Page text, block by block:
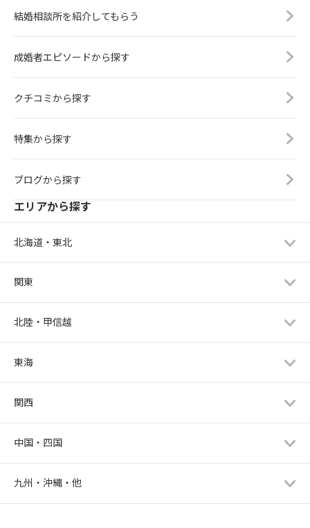
結婚相談所を紹介してもらう
成婚者エピソードから探す
クチコミから探す
特集から探す
ブログから探す
エリアから探す
北海道・東北
関東
北陸・甲信越
東海
関西
中国・四国
九州・沖縄・他